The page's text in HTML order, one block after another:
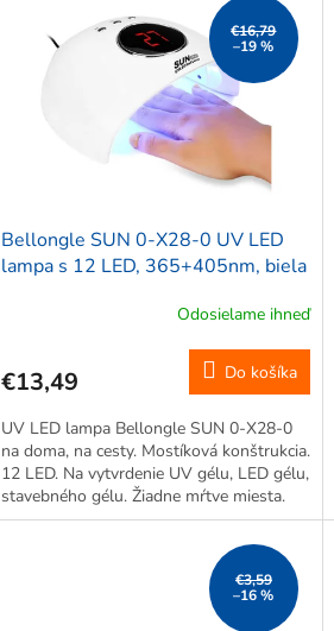
€16,79
–19 %
Bellongle SUN 0-X28-0 UV LED
lampa s 12 LED, 365+405nm, biela
Odosielame ihneď
€13,49 Do košíka
UV LED lampa Bellongle SUN 0-X28-0
na doma, na cesty. Mostíková konštrukcia.
12 LED. Na vytvrdenie UV gélu, LED gélu,
stavebného gélu. Žiadne mŕtve miesta.
€3,59
–16 %